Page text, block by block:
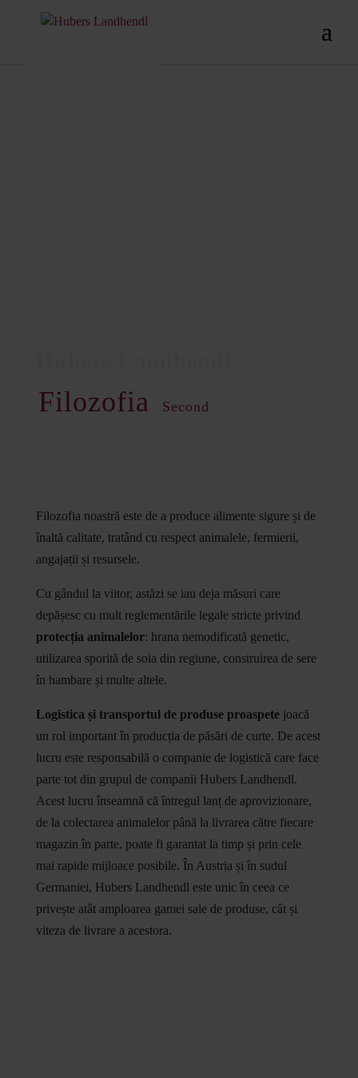
Filozofia Second
Filozofia noastră este de a produce alimente sigure și de
înaltă calitate, tratând cu respect animalele, fermierii,
angajații și resursele.
Cu gândul la viitor, astăzi se iau deja măsuri care
depășesc cu mult reglementările legale stricte privind
protecția animalelor: hrana nemodificată genetic,
utilizarea sporită de soia din regiune, construirea de sere
în hambare și multe altele.
Logistica și transportul de produse proaspetejoacă
un rol important în producția de păsări de curte. De acest
lucru este responsabilă o companie de logistică care face
parte tot din grupul de companii Hubers Landhendl.
Acest lucru înseamnă că întregul lanț de aprovizionare,
de la colectarea animalelor până la livrarea către fiecare
magazin în parte, poate fi garantat la timp și prin cele
mai rapide mijloace posibile. În Austria și în sudul
Germaniei, Hubers Landhendl este unic în ceea ce
privește atât amploarea gamei sale de produse, cât și
viteza de livrare a acestora.